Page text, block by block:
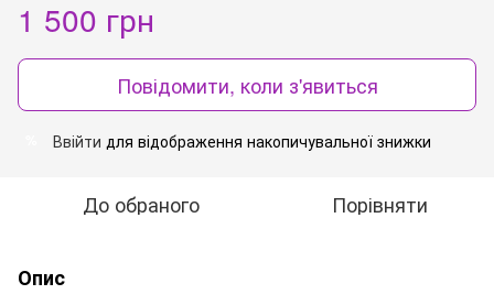
1 500 грн
Повідомити, коли з'явиться
Ввійти для відображення накопичувальної знижки
До обраного Порівняти
Опис